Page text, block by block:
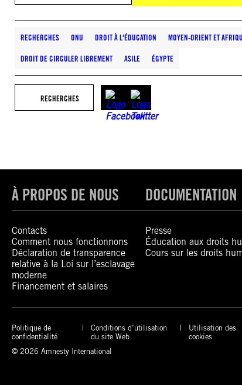
RECHERCHES ONU DROIT À L'ÉDUCATION MOYEN-ORIENT ET
DROIT DE CIRCULER LIBREMENT ASILE ÉGYPTE
RECHERCHES
À PROPOS DE NOUS
Contacts
Comment nous fonctionnons
Déclaration de transparence
relative à la Loi sur l’esclavage
moderne
Financement et salaires
DOCUMENTATION
Presse
Éducation aux droits
Cours sur les droits
Politique de
confidentialité
Conditions d’utilisation
du site Web
Utilisation des
cookies
© 2026 Amnesty International